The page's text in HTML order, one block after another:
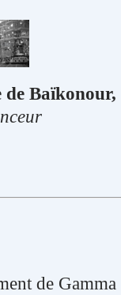
de
de Gamma